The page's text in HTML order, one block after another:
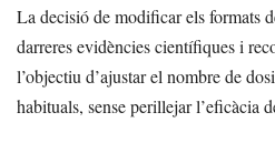
La decisió de modificar els formats
darreres evidències científiques i
l’objectiu d’ajustar el nombre de
habituals, sense perillejar l’eficàcia